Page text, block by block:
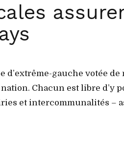
gauche votée
Chacun est libre d’y
et intercommunalités –